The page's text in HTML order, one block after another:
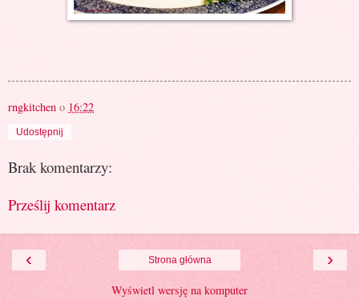
rngkitchen o 16:22
Udostępnij
Brak komentarzy:
Prześlij komentarz
‹ ›
Strona główna
Wyświetl wersję na komputer